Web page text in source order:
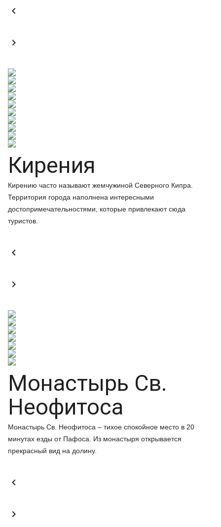


Кирения
Кирению часто называют жемчужиной Северного Кипра.
Территория города наполнена интересными
достопримечательностями, которые привлекают сюда
туристов.


Монастырь Св.
Неофитоса
Монастырь Св. Неофитоса – тихое спокойное место в 20
минутах езды от Пафоса. Из монастыря открывается
прекрасный вид на долину.

